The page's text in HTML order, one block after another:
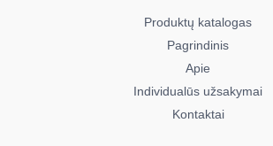
Produktų katalogas
Pagrindinis
Apie
Individualūs užsakymai
Kontaktai